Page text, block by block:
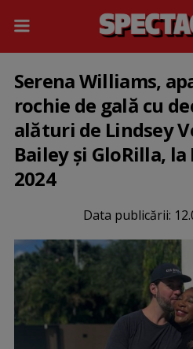
Serena Williams,
rochie de gală cu
alături de Lindsey
Bailey și GloRilla, la
2024
Data publicării: